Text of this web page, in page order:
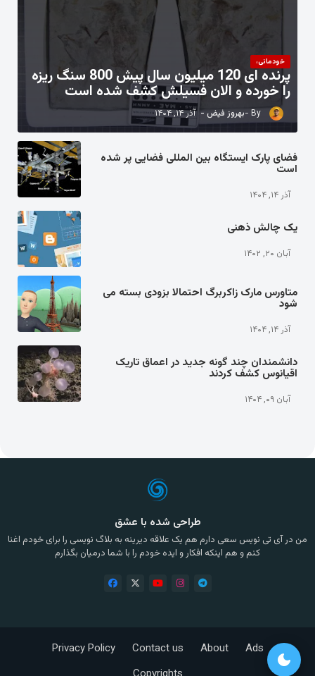
خودمانی،
پرنده ای 120 میلیون سال پیش 800 سنگ ریزه
را خورده و الان فسیلش کشف شده است
بهروز فیض آذر ۱۴, ۱۴۰۴
فضای پارک ایستگاه بین المللی فضایی پر شده
است
آذر ۱۴, ۱۴۰۴
یک چالش ذهنی
آبان ۲۰, ۱۴۰۲
متاورس مارک زاکربرگ احتمالا بزودی بسته می
شود
آذر ۱۴, ۱۴۰۴
دانشمندان چند گونه جدید در اعماق تاریک
اقیانوس کشف کردند
آبان ۰۹, ۱۴۰۴
طراحی شده با عشق
من در آی تی نویس سعی دارم هم یک علاقه دیرینه به بلاگ نویسی را برای خودم اغنا
کنم و هم اینکه افکار و ایده خودم را با شما درمیان بگذارم
Ads
About
Contact us
Privacy Policy
dark_mode